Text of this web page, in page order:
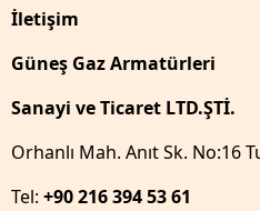
İletişim
Güneş Gaz Armatürleri
Sanayi ve Ticaret LTD.ŞTİ.
Orhanlı Mah. Anıt Sk. No:16
Tel: +90 216 394 53 61